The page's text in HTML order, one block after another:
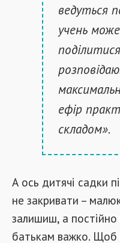
ведуться
учень
ефір
складом».
А ось дитячі садки
не закривати –
залишиш, а постійно
батькам важко. Щоб